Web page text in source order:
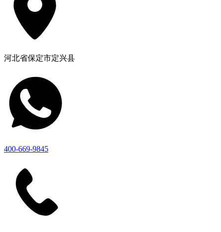
河北省保定市定兴县
400-669-9845